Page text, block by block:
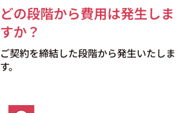
どの段階から費用は発生しま
すか？
ご契約を締結した段階から発生いたしま
す。